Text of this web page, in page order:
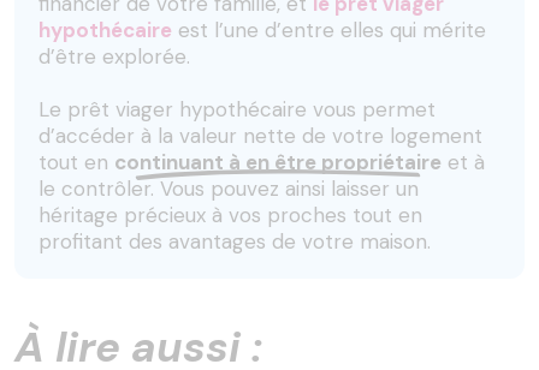
hypothécaire est l’une d’entre elles qui mérite
d’être explorée.
Le prêt viager hypothécaire vous permet
d’accéder à la valeur nette de votre logement
tout en continuant à en être propriétaire et à
le contrôler. Vous pouvez ainsi laisser un
héritage précieux à vos proches tout en
profitant des avantages de votre maison.
À lire aussi :